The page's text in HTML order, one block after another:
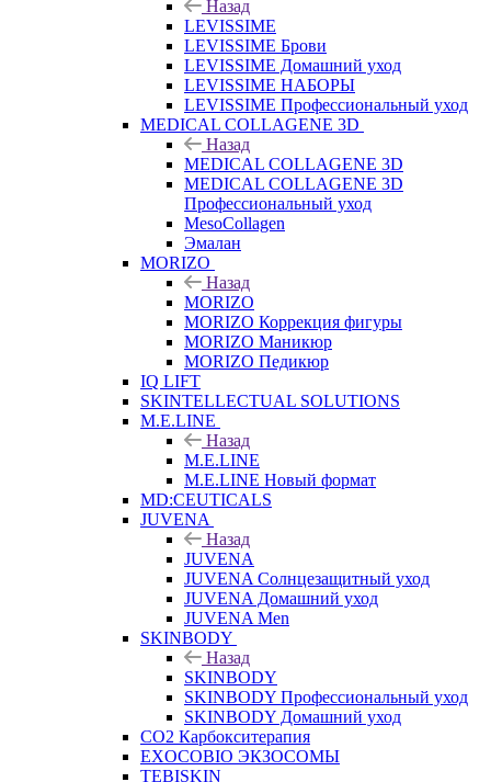
Назад
LEVISSIME
LEVISSIME Брови
LEVISSIME Домашний уход
LEVISSIME НАБОРЫ
LEVISSIME Профессиональный уход
MEDICAL COLLAGENE 3D
Назад
MEDICAL COLLAGENE 3D
MEDICAL COLLAGENE 3D
Профессиональный уход
MesoCollagen
Эмалан
MORIZO
Назад
MORIZO
MORIZO Коррекция фигуры
MORIZO Маникюр
MORIZO Педикюр
IQ LIFT
SKINTELLECTUAL SOLUTIONS
M.E.LINE
Назад
M.E.LINE
M.E.LINE Новый формат
MD:CEUTICALS
JUVENA
Назад
JUVENA
JUVENA Солнцезащитный уход
JUVENA Домашний уход
JUVENA Men
SKINBODY
Назад
SKINBODY
SKINBODY Профессиональный уход
SKINBODY Домашний уход
CO2 Карбокситерапия
EXOCOBIO ЭКЗОСОМЫ
TEBISKIN